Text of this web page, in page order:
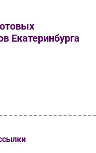
Екатеринбурга